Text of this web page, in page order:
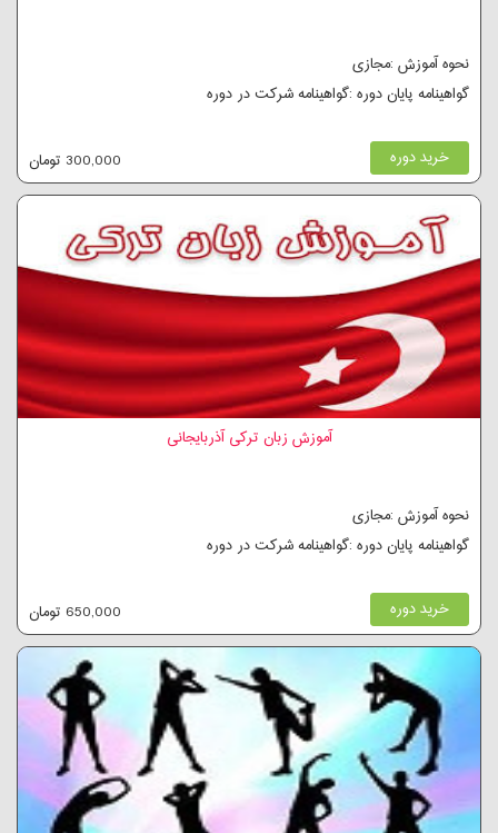
نحوه آموزش :مجازی
گواهینامه پایان دوره :گواهینامه شرکت در دوره
خرید دوره 300,000 تومان
آموزش زبان ترکی آذربایجانی
نحوه آموزش :مجازی
گواهینامه پایان دوره :گواهینامه شرکت در دوره
خرید دوره 650,000 تومان